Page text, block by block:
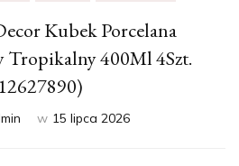
Kubek Porcelana
400Ml 4Szt.
w 15 lipca 2026